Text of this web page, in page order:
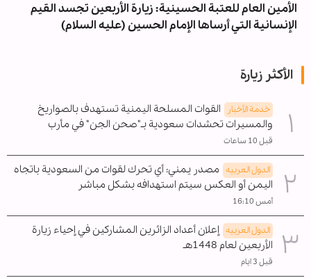
الأمين العام للعتبة الحسينية: زيارة الأربعين تجسد القيم
الإنسانية التي أرساها الإمام الحسين (عليه السلام)
الأكثر زيارة
خدمة الأخبار
القوات المسلحة اليمنية تستهدف بالصواريخ
والمسيرات تحشدات سعودية بـ"صحن الجن" في مأرب
قبل 10 ساعات
الدول العربیه مصدر يمني: أي تحرك لقوات من السعودية باتجاه
اليمن أو العكس سيتم استهدافه بشكل مباشر
أمس 16:10
الدول العربیه إعلان أعداد الزائرين المشاركين في إحياء زيارة
الأربعين لعام 1448هـ
قبل 3 ايام